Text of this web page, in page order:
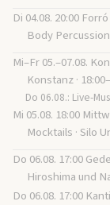
Di 04.08. 20:00
Body
Mi–Fr 05.–07.08.
Konstanz ·
Do 06.08.: Live-
Mi 05.08. 18:00
Mocktails · Silo
Do 06.08. 17:00
Hiroshima und
Do 06.08. 17:00